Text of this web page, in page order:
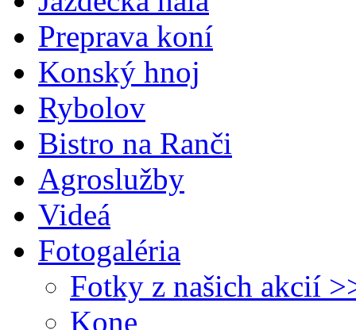
Preprava koní
Konský hnoj
Rybolov
Bistro na Ranči
Agroslužby
Videá
Fotogaléria
Fotky z našich akcií
Kone